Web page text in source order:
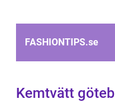
FASHIONTIPS.se
Kemtvätt